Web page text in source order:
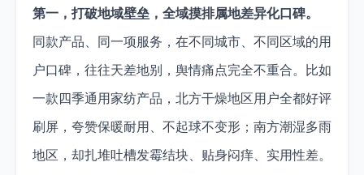
第一，打破地域壁垒，全域摸排属地差异化口碑。
同款产品、同一项服务，在不同城市、不同区域的用
户口碑，往往天差地别，舆情痛点完全不重合。比如
一款四季通用家纺产品，北方干燥地区用户全都好评
刷屏，夸赞保暖耐用、不起球不变形；南方潮湿多雨
地区，却扎堆吐槽发霉结块、贴身闷痒、实用性差。